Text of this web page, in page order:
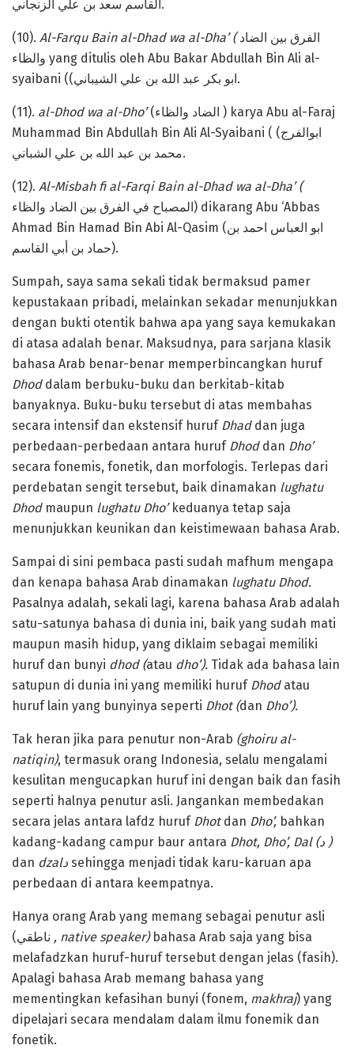
القاسم سعد بن علي الزنجاني.
(10). Al-Farqu Bain al-Dhad wa al-Dha’ (الفرق بين الضاد
والظاء yang ditulis oleh Abu Bakar Abdullah Bin Ali al-
syaibani ((ابو بكر عبد الله بن علي الشيباني.
(11). al-Dhod wa al-Dho’(الضاد والظاء ) karya Abu al-Faraj
Muhammad Bin Abdullah Bin Ali Al-Syaibani ( (ابوالفرج
محمد بن عبد الله بن علي الشباني.
(12). Al-Misbah fi al-Farqi Bain al-Dhad wa al-Dha’ (
المصباح في الفرق بين الضاد والظاء) dikarang Abu ‘Abbas
Ahmad Bin Hamad Bin Abi Al-Qasim (ابو العباس احمد بن
حماد بن أبي القاسم).
Sumpah, saya sama sekali tidak bermaksud pamer
kepustakaan pribadi, melainkan sekadar menunjukkan
dengan bukti otentik bahwa apa yang saya kemukakan
di atasa adalah benar. Maksudnya, para sarjana klasik
bahasa Arab benar-benar memperbincangkan huruf
Dhod dalam berbuku-buku dan berkitab-kitab
banyaknya. Buku-buku tersebut di atas membahas
secara intensif dan ekstensif huruf Dhaddan juga
perbedaan-perbedaan antara huruf Dhod dan Dho’
secara fonemis, fonetik, dan morfologis. Terlepas dari
perdebatan sengit tersebut, baik dinamakan lughatu
Dhodmaupun lughatu Dho’keduanya tetap saja
menunjukkan keunikan dan keistimewaan bahasa Arab.
Sampai di sini pembaca pasti sudah mafhum mengapa
dan kenapa bahasa Arab dinamakan lughatu Dhod.
Pasalnya adalah, sekali lagi, karena bahasa Arab adalah
satu-satunya bahasa di dunia ini, baik yang sudah mati
maupun masih hidup, yang diklaim sebagai memiliki
huruf dan bunyi dhod (atau dho’). Tidak ada bahasa lain
satupun di dunia ini yang memiliki huruf Dhod atau
huruf lain yang bunyinya seperti Dhot (dan Dho’).
Tak heran jika para penutur non-Arab (ghoiru al-
natiqin), termasuk orang Indonesia, selalu mengalami
kesulitan mengucapkan huruf ini dengan baik dan fasih
seperti halnya penutur asli. Jangankan membedakan
secara jelas antara lafdz huruf Dhot dan Dho’, bahkan
kadang-kadang campur baur antara Dhot, Dho’, Dal (د )
dan dzalد sehingga menjadi tidak karu-karuan apa
perbedaan di antara keempatnya.
Hanya orang Arab yang memang sebagai penutur asli
(ناطقي , native speaker)bahasa Arab saja yang bisa
melafadzkan huruf-huruf tersebut dengan jelas (fasih).
Apalagi bahasa Arab memang bahasa yang
mementingkan kefasihan bunyi (fonem, makhraj) yang
dipelajari secara mendalam dalam ilmu fonemik dan
fonetik.